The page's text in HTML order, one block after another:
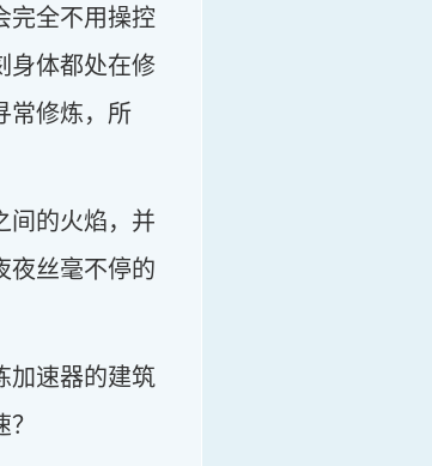
完全不用操控
身体都处在修
常修炼，所
间的火焰，并
夜丝毫不停的
加速器的建筑